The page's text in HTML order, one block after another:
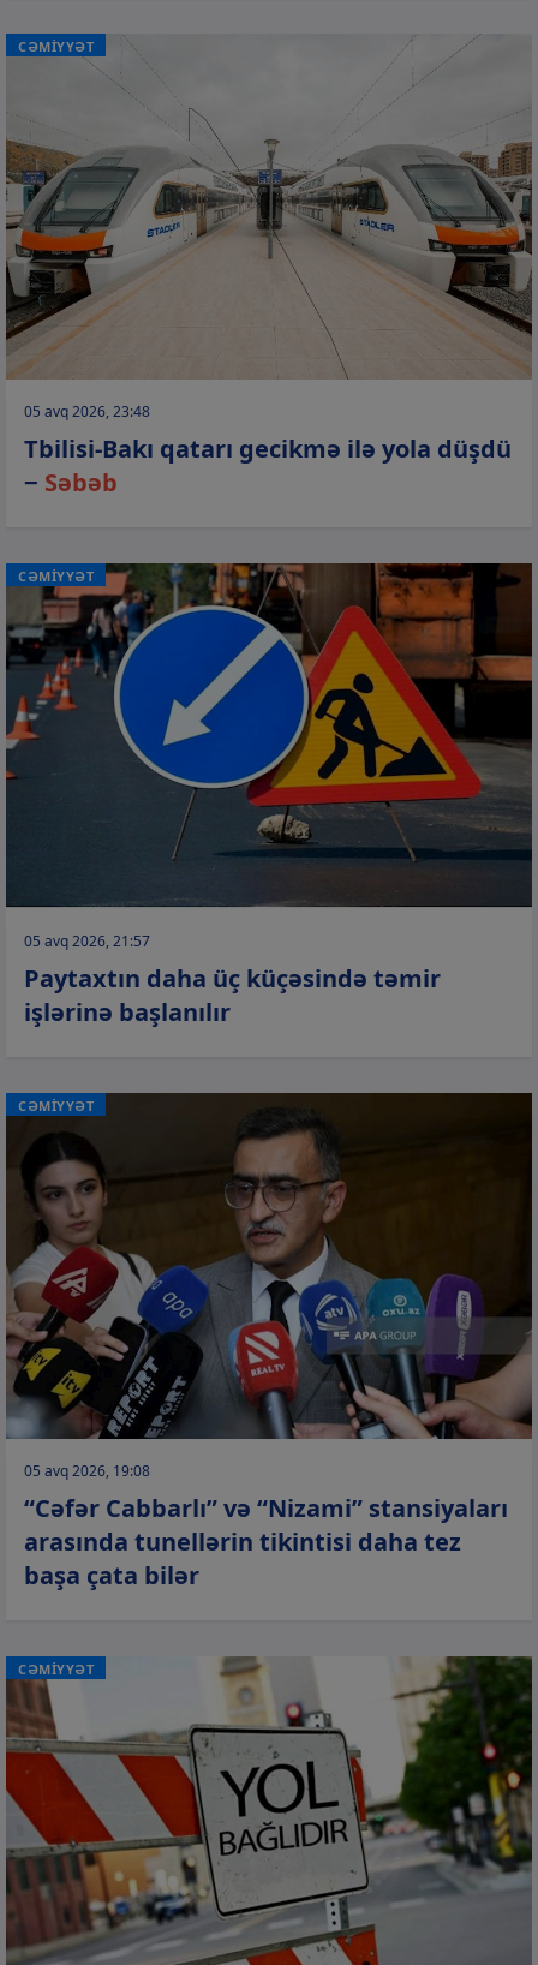
CƏMİYYƏT
05 avq 2026, 23:48
Tbilisi-Bakı qatarı gecikmə ilə yola düşdü
− Səbəb
CƏMİYYƏT
05 avq 2026, 21:57
Paytaxtın daha üç küçəsində təmir
işlərinə başlanılır
CƏMİYYƏT
05 avq 2026, 19:08
“Cəfər Cabbarlı” və “Nizami” stansiyaları
arasında tunellərin tikintisi daha tez
başa çata bilər
CƏMİYYƏT